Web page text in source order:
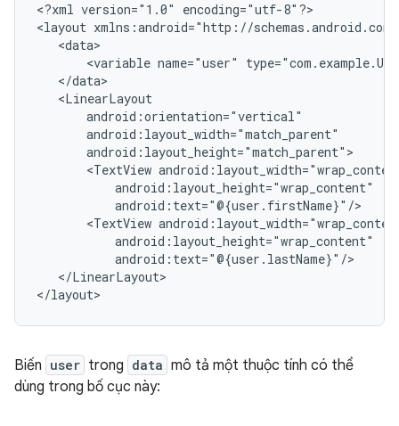
<?xml version="1.0"
encoding="utf-8"?>
<layout
<variable name="user"
<TextView
<TextView
</LinearLayout>
Biến user trong data mô tả một thuộc tính có thể
dùng trong bố cục này: